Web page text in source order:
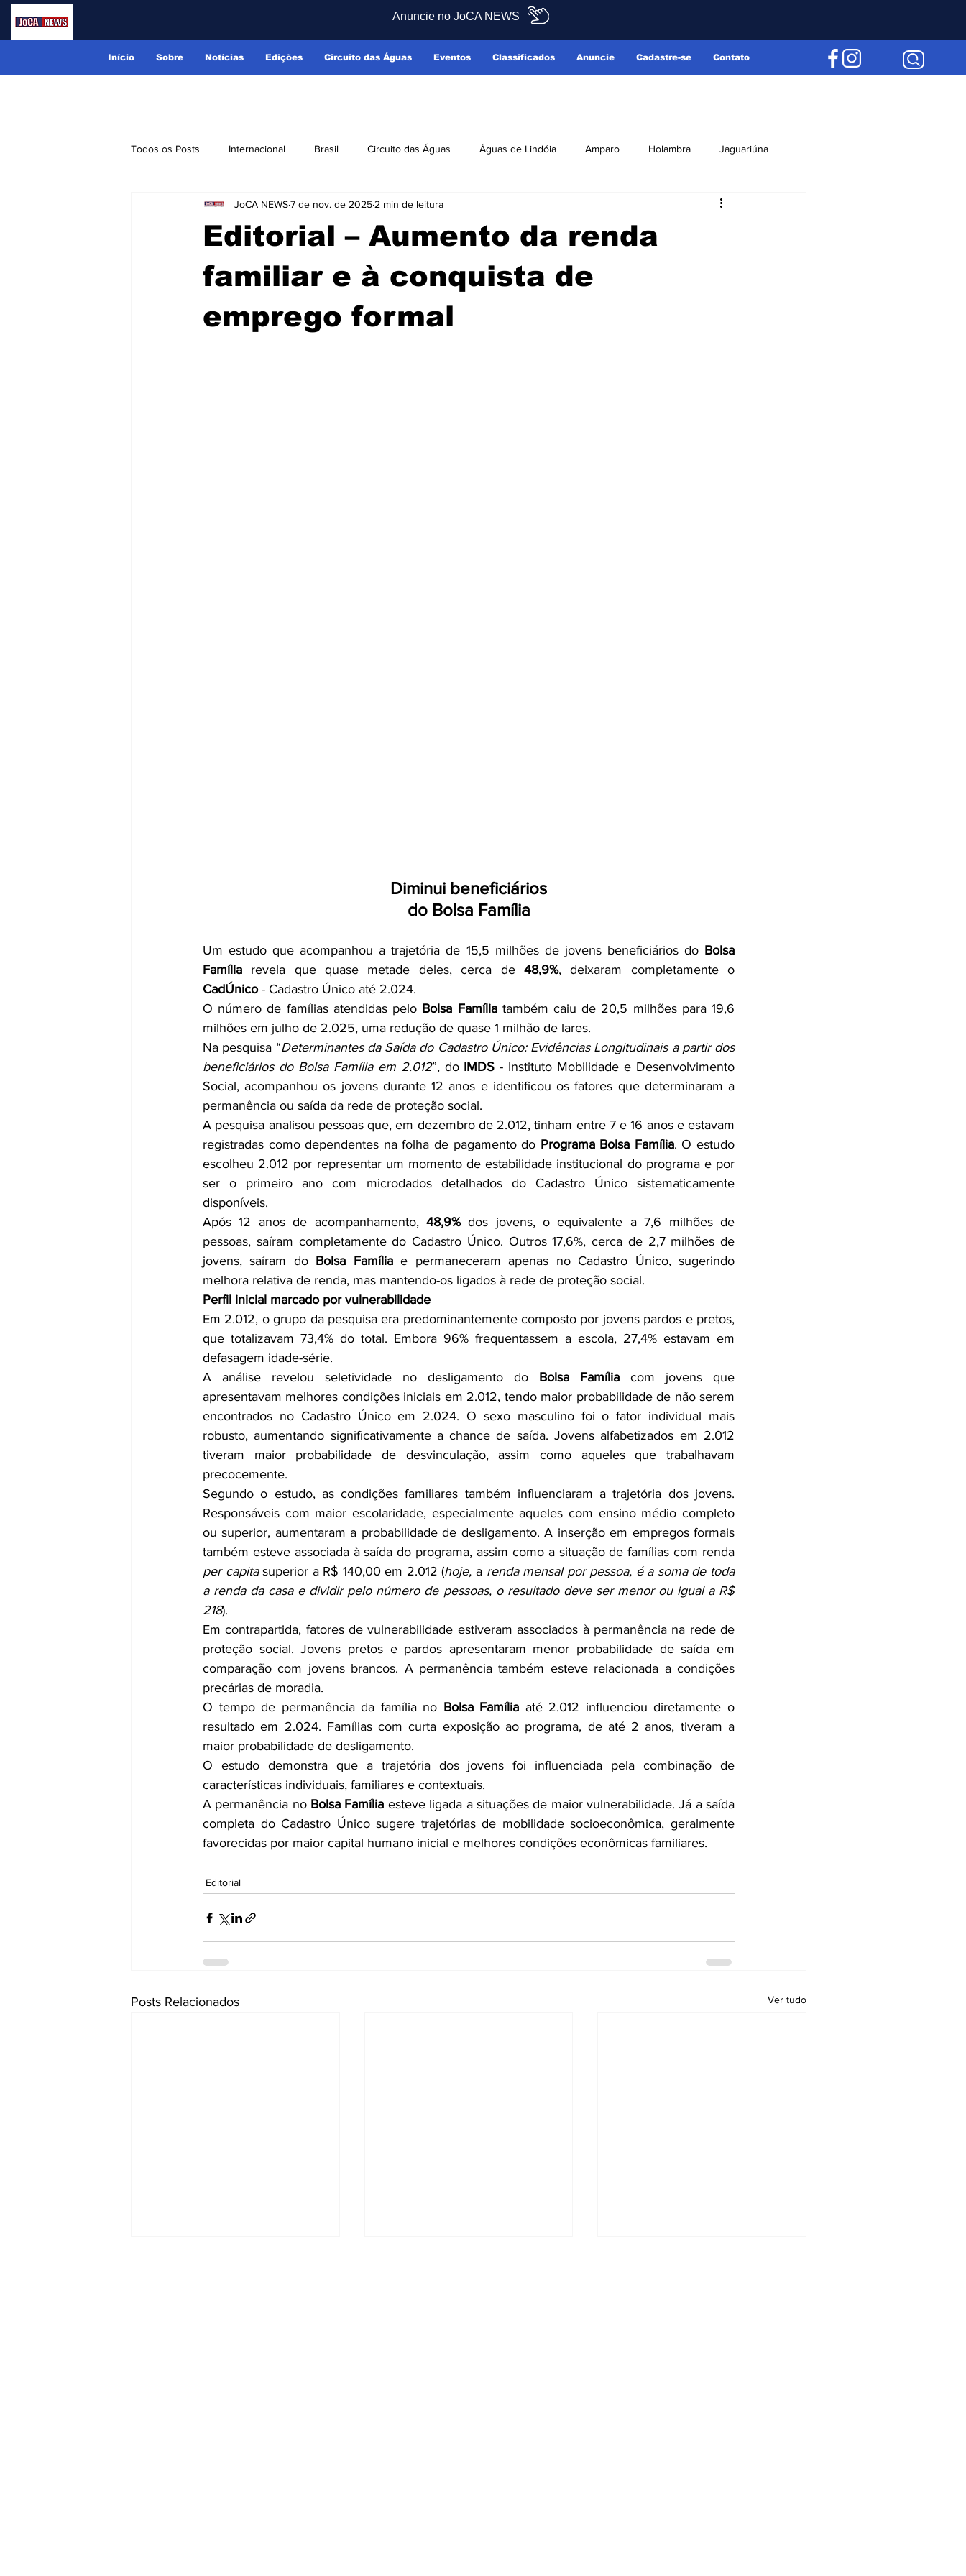
Início Sobre Notícias Edições Circuito das Águas Eventos Classificados Anuncie Cadastre-se Contato
Anuncie no JoCA NEWS
Todos os Posts Internacional Brasil Circuito das Águas Águas de Lindóia Amparo Holambra Jaguariúna
Monte Alegre do Sul Pedreira Serra Negra Editorial
Editorial – Aumento da renda
familiar e à conquista de
emprego formal
JoCA NEWS7 de nov. de 2025 2 min de leitura
Diminui beneficiários
do Bolsa Família
Um estudo que acompanhou a trajetória de 15,5 milhões de jovens beneficiários do Bolsa
Família revela que quase metade deles, cerca de 48,9%
CadÚnico - Cadastro Único até 2.024.
O número de famílias atendidas pelo Bolsa Família também caiu de 20,5 milhões para 19,6
milhões em julho de 2.025, uma redução de quase 1 milhão de lares.
Na pesquisa “Determinantes da Saída do Cadastro Único: Evidências Longitudinais a partir dos
beneficiários do Bolsa Família em 2.012”, do IMDS - Instituto Mobilidade e Desenvolvimento
Social, acompanhou os jovens durante 12 anos e identificou os fatores que determinaram a
permanência ou saída da rede de proteção social.
A pesquisa analisou pessoas que, em dezembro de 2.012, tinham entre 7 e 16 anos e estavam
registradas como dependentes na folha de pagamento do Programa Bolsa Família. O estudo
escolheu 2.012 por representar um momento de estabilidade institucional do programa e por
ser o primeiro ano com microdados detalhados do Cadastro Único sistematicamente
disponíveis.
Após 12 anos de acompanhamento, 48,9% dos jovens, o equivalente a 7,6 milhões de
pessoas, saíram completamente do Cadastro Único. Outros 17,6%, cerca de 2,7 milhões de
jovens, saíram do Bolsa Família e permaneceram apenas no Cadastro Único, sugerindo
melhora relativa de renda, mas mantendo-os ligados à rede de proteção social.
Perfil inicial marcado por vulnerabilidade
Em 2.012, o grupo da pesquisa era predominantemente composto por jovens pardos e pretos,
que totalizavam 73,4% do total. Embora 96% frequentassem a escola, 27,4% estavam em
defasagem idade-série.
A análise revelou seletividade no desligamento do Bolsa Família com jovens que
apresentavam melhores condições iniciais em 2.012, tendo maior probabilidade de não serem
encontrados no Cadastro Único em 2.024. O sexo masculino foi o fator individual mais
robusto, aumentando significativamente a chance de saída. Jovens alfabetizados em 2.012
tiveram maior probabilidade de desvinculação, assim como aqueles que trabalhavam
precocemente.
Segundo o estudo, as condições familiares também influenciaram a trajetória dos jovens.
Responsáveis com maior escolaridade, especialmente aqueles com ensino médio completo
ou superior, aumentaram a probabilidade de desligamento. A inserção em empregos formais
per capita superior a R$ 140,00 em 2.012 (hoje, a renda mensal por pessoa, é a soma de toda
a renda da casa e dividir pelo número de pessoas, o resultado deve ser menor ou igual a R$
218).
Em contrapartida, fatores de vulnerabilidade estiveram associados à permanência na rede de
proteção social. Jovens pretos e pardos apresentaram menor probabilidade de saída em
comparação com jovens brancos. A permanência também esteve relacionada a condições
precárias de moradia.
O tempo de permanência da família no Bolsa Família até 2.012 influenciou diretamente o
resultado em 2.024. Famílias com curta exposição ao programa, de até 2 anos, tiveram a
maior probabilidade de desligamento.
O estudo demonstra que a trajetória dos jovens foi influenciada pela combinação de
características individuais, familiares e contextuais.
A permanência no Bolsa Família esteve ligada a situações de maior vulnerabilidade. Já a saída
completa do Cadastro Único sugere trajetórias de mobilidade socioeconômica, geralmente
favorecidas por maior capital humano inicial e melhores condições econômicas familiares.
Editorial
Posts Relacionados Ver tudo